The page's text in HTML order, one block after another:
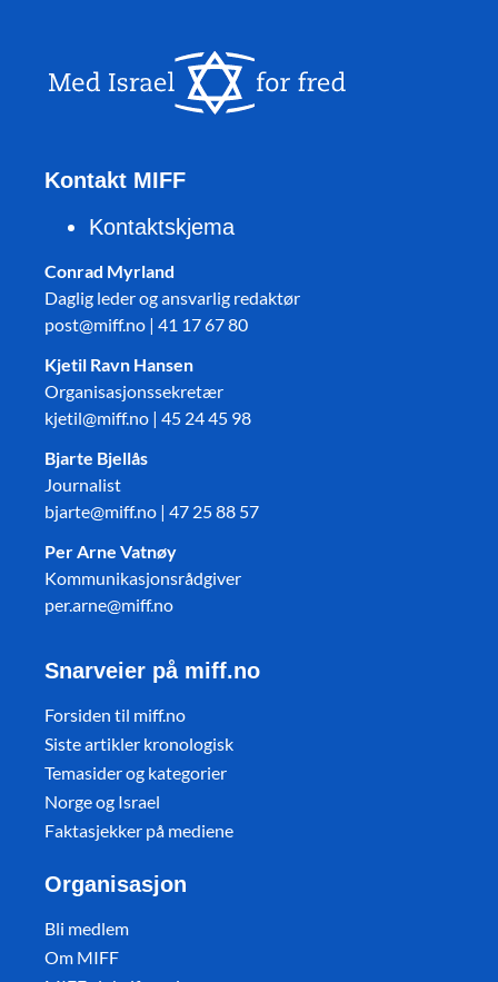
Kontakt MIFF
Kontaktskjema
Conrad Myrland
Daglig leder og ansvarlig redaktør
post@miff.no | 41 17 67 80
Kjetil Ravn Hansen
Organisasjonssekretær
kjetil@miff.no | 45 24 45 98
Bjarte Bjellås
Journalist
bjarte@miff.no | 47 25 88 57
Per Arne Vatnøy
Kommunikasjonsrådgiver
per.arne@miff.no
Snarveier på miff.no
Forsiden til miff.no
Siste artikler kronologisk
Temasider og kategorier
Norge og Israel
Faktasjekker på mediene
Organisasjon
Bli medlem
Om MIFF